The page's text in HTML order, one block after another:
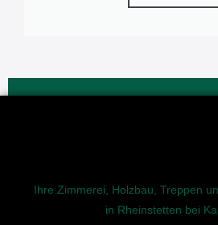
Ihre Zimmerei, Holzbau, Treppen
in Rheinstetten bei